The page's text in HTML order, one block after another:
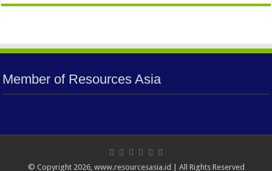
Member of Resources Asia
© Copyright 2026, www.resourcesasia.id | All Rights Reserved